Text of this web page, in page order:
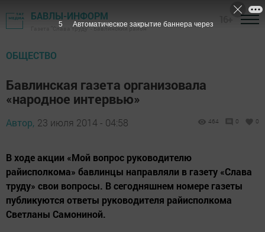
БАВЛЫ-ИНФОРМ
Газета "Слава труду" - Бавлинский район
ОБЩЕСТВО
Бавлинская газета организовала
«народное интервью»
Автор, 23 июля 2014 - 04:58 464 0 0
В ходе акции «Мой вопрос руководителю
райисполкома» бавлинцы направляли в газету «Слава
труду» свои вопросы. В сегодняшнем номере газеты
публикуются ответы руководителя райисполкома
Светланы Самониной.
4 Автоматическое закрытие баннера через